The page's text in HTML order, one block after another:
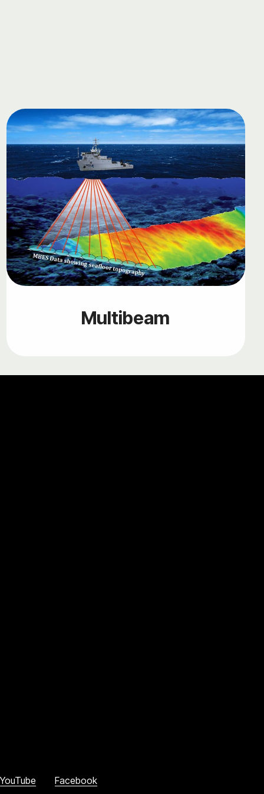
Multibeam
YouTube Facebook